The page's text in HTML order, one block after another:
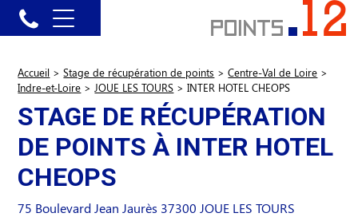
Accueil > Stage de récupération de points > Centre-Val de Loire >
Indre-et-Loire > JOUE LES TOURS > INTER HOTEL CHEOPS
STAGE DE RÉCUPÉRATION
DE POINTS À INTER HOTEL
CHEOPS
75 Boulevard Jean Jaurès 37300 JOUE LES TOURS